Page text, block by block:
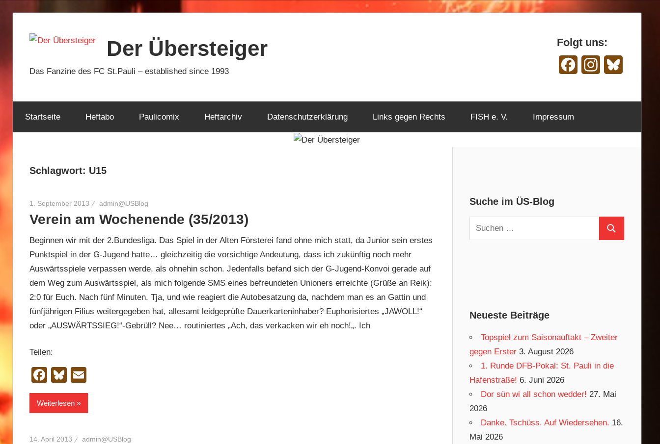
Inhalt
Der Übersteiger
Das Fanzine des FC St.Pauli – established since 1993
Folgt uns:
FacebookInstagram
Startseite Heftabo Paulicomix Heftarchiv Datenschutzerklärung Links gegen Rechts FISH e. V. Impressum
Schlagwort: U15
1. September 2013 admin@USBlog
Verein am Wochenende (35/2013)
Beginnen wir mit der 2.Bundesliga. Das Spiel in der Alten Försterei fand ohne mich statt, da Junior sein erstes
Punktspiel in der G-Jugend hatte… gleichzeitig die vorsichtige Andeutung, dass ich zukünftig noch mehr
Auswärtsspiele verpassen werde, als ohnehin schon. Jedenfalls befand sich der G-Jugend-Konvoi gerade auf
dem Weg zum Auswärtsspiel, als mich folgende SMS eines befreundeten Unioners erreichte (Grüße an Reik):
2:0 für Euch. Nach fünf Minuten. Tja, und wie reagiert die Autobesatzung da, nachdem man es an Gattin und
fünfjährigen Filius weitergegeben hat, allesamt leidgeprüfte Dauerkarteninhaber? Euphorisiertes „JAWOLL!“
oder „AUSWÄRTSSIEG!“-Gebrüll? Nee… routiniertes „Ach, das verkacken wir eh noch!„. Ich
Teilen:
Facebook
Bluesky
Weiterlesen
14. April 2013 admin@USBlog
Suche im ÜS-Blog
Suchen
nach:
Suchen
Neueste Beiträge
Topspiel zum Saisonauftakt – Zweiter
gegen Erster 3. August 2026
1. Runde DFB-Pokal: St. Pauli in die
Hafenstraße! 6. Juni 2026
Dor sün wi all schon wedder! 27. Mai
2026
Danke. Tschüss. Auf Wiedersehen. 16.
Mai 2026